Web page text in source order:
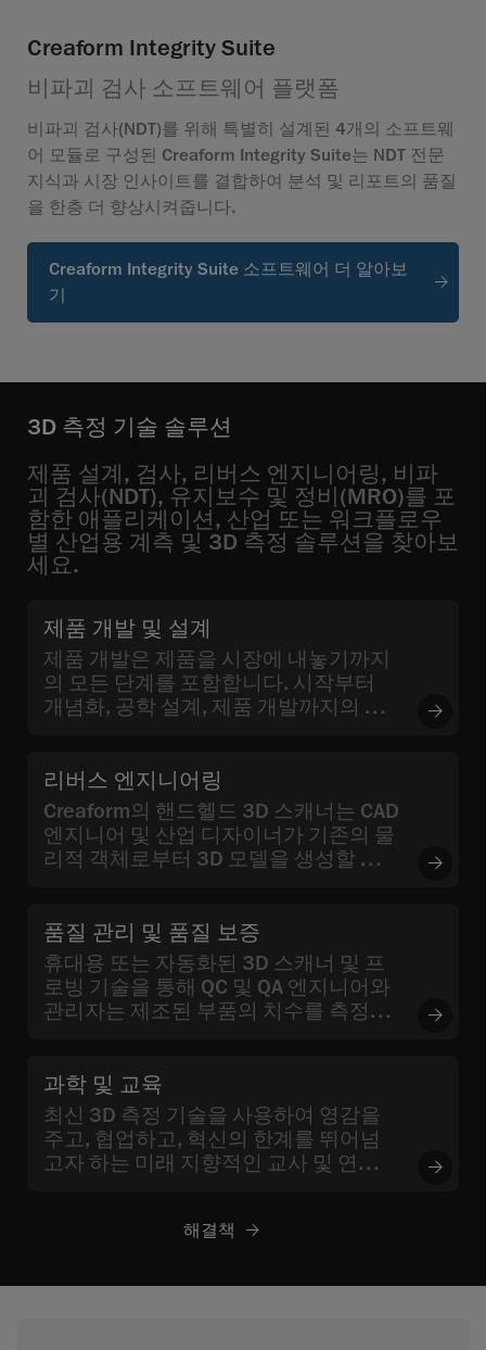
Creaform Integrity Suite
비파괴 검사 소프트웨어 플랫폼
비파괴 검사(NDT)를 위해 특별히 설계된 4개의 소프트웨
어 모듈로 구성된 Creaform Integrity Suite는 NDT 전문
지식과 시장 인사이트를 결합하여 분석 및 리포트의 품질
을 한층 더 향상시켜줍니다.
Creaform Integrity Suite 소프트웨어 더 알아보
기
3D 측정 기술 솔루션
제품 설계, 검사, 리버스 엔지니어링, 비파
괴 검사(NDT), 유지보수 및 정비(MRO)를 포
함한 애플리케이션, 산업 또는 워크플로우
별 산업용 계측 및 3D 측정 솔루션을 찾아보
세요.
제품 개발 및 설계
제품 개발은 제품을 시장에 내놓기까지
의 모든 단계를 포함합니다. 시작부터
개념화, 공학 설계, 제품 개발까지의 과
리버스 엔지니어링
Creaform의 핸드헬드 3D 스캐너는 CAD
엔지니어 및 산업 디자이너가 기존의 물
리적 객체로부터 3D 모델을 생성할 수
품질 관리 및 품질 보증
휴대용 또는 자동화된 3D 스캐너 및 프
로빙 기술을 통해 QC 및 QA 엔지니어와
관리자는 제조된 부품의 치수를 측정하
을 수 있습니다
과학 및 교육
최신 3D 측정 기술을 사용하여 영감을
주고, 협업하고, 혁신의 한계를 뛰어넘
고자 하는 미래 지향적인 교사 및 연구원
해결책